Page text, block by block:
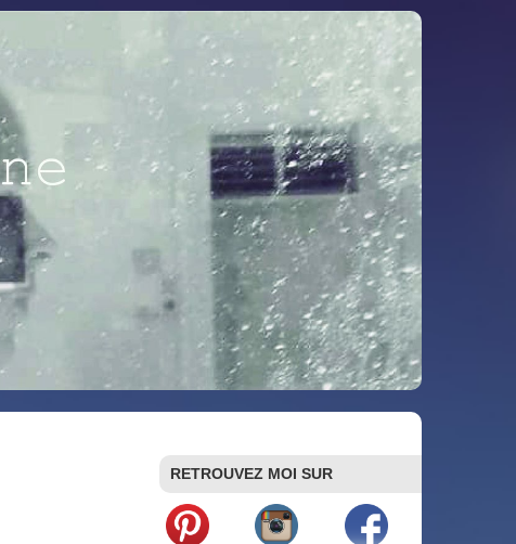
RETROUVEZ MOI SUR